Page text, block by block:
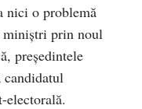
nici o problemă
miniștri prin noul
președintele
electorală.